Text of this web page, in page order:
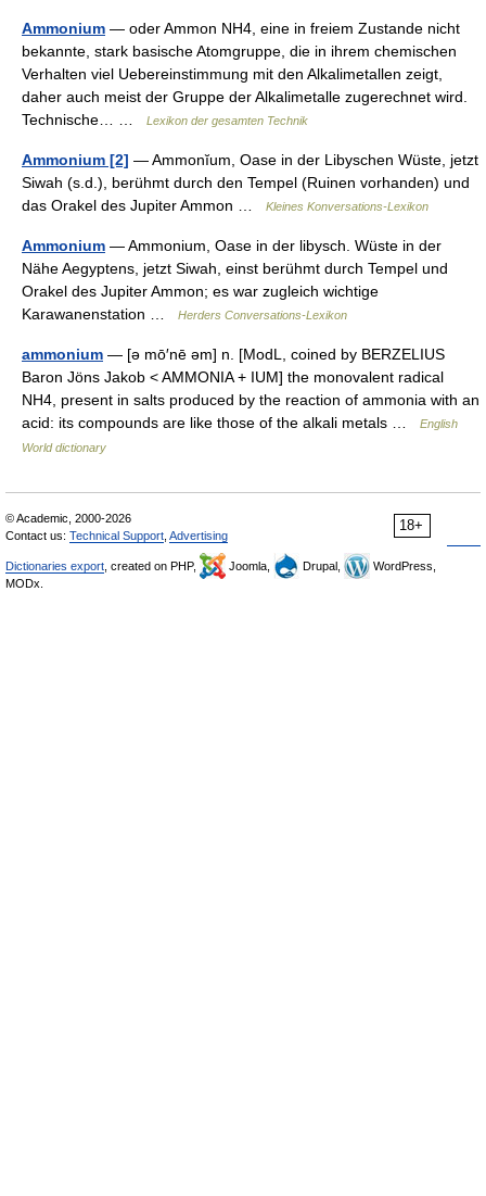
Ammonium — oder Ammon NH4, eine in freiem Zustande nicht
bekannte, stark basische Atomgruppe, die in ihrem chemischen
Verhalten viel Uebereinstimmung mit den Alkalimetallen zeigt,
daher auch meist der Gruppe der Alkalimetalle zugerechnet wird.
Technische… …
Lexikon der gesamten Technik
Ammonium [2] — Ammonĭum, Oase in der Libyschen Wüste, jetzt
Siwah (s.d.), berühmt durch den Tempel (Ruinen vorhanden) und
das Orakel des Jupiter Ammon …
Kleines Konversations-Lexikon
Ammonium — Ammonium, Oase in der libysch. Wüste in der
Nähe Aegyptens, jetzt Siwah, einst berühmt durch Tempel und
Orakel des Jupiter Ammon; es war zugleich wichtige
Karawanenstation …
Herders Conversations-Lexikon
ammonium — [ə mō′nē əm] n. [ModL, coined by BERZELIUS
Baron Jöns Jakob < AMMONIA + IUM] the monovalent radical
NH4, present in salts produced by the reaction of ammonia with an
acid: its compounds are like those of the alkali metals …
English
World dictionary
18+
© Academic, 2000-2026
Contact us: Technical Support Advertising
Dictionaries export , created on PHP, Joomla, Drupal,
WordPress,
MODx.